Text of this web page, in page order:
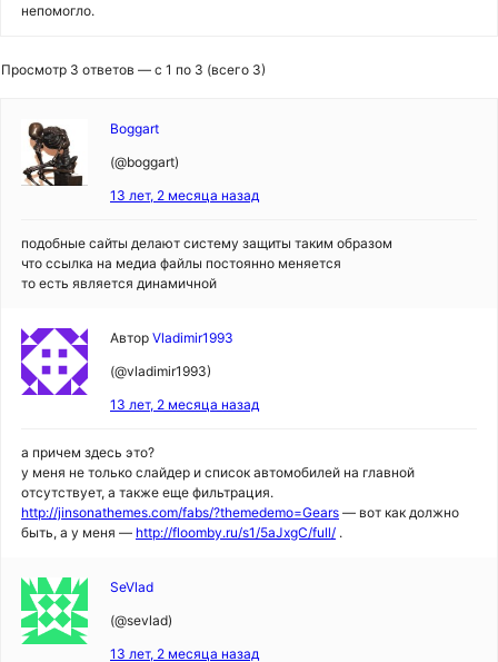
непомогло.
Просмотр 3 ответов — с 1 по 3 (всего 3)
Boggart
(@boggart)
13 лет, 2 месяца назад
подобные сайты делают систему защиты таким образом
что ссылка на медиа файлы постоянно меняется
то есть является динамичной
Автор Vladimir1993
(@vladimir1993)
13 лет, 2 месяца назад
а причем здесь это?
у меня не только слайдер и список автомобилей на главной
отсутствует, а также еще фильтрация.
http://jinsonathemes.com/fabs/?themedemo=Gears — вот как должно
быть, а у меня — http://floomby.ru/s1/5aJxgC/full/ .
SeVlad
(@sevlad)
13 лет, 2 месяца назад